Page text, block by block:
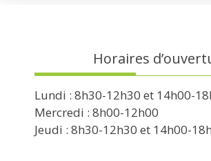
Horaires
Lundi : 8h30-12h30 et 14h00-
Mercredi : 8h00-12h00
Jeudi : 8h30-12h30 et 14h00-